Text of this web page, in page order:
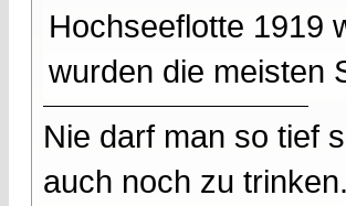
Hochseeflotte 1919
wurden die meisten
Nie darf man so tief
auch noch zu